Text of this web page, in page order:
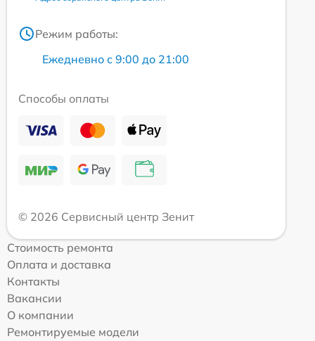
Режим работы:
Ежедневно с 9:00 до 21:00
Способы оплаты
© 2026 Сервисный центр Зенит
Стоимость ремонта
Оплата и доставка
Контакты
Вакансии
О компании
Ремонтируемые модели